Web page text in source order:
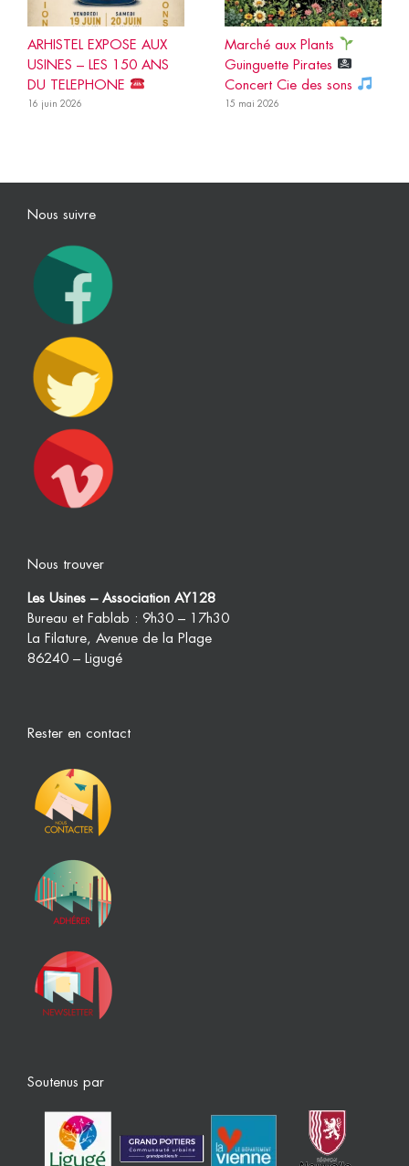
ARHISTEL EXPOSE AUX
USINES – LES 150 ANS
DU TELEPHONE
16 juin 2026
Marché aux Plants
Guinguette Pirates
Concert Cie des sons
15 mai 2026
Nous suivre
Nous trouver
Les Usines – Association AY128
Bureau et Fablab : 9h30 – 17h30
La Filature, Avenue de la Plage
86240 – Ligugé
Rester en contact
Soutenus par